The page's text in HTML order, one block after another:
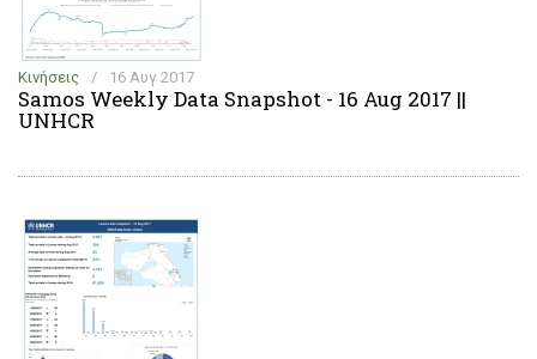
Κινήσεις / 16 Αυγ 2017
Samos Weekly Data Snapshot - 16 Aug 2017 ||
UNHCR